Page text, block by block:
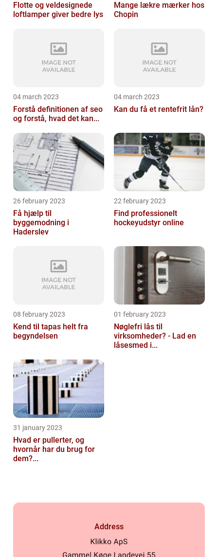
Flotte og veldesignede
loftlamper giver bedre lys
Mange lækre mærker hos
Chopin
04 march 2023
Forstå definitionen af seo
og forstå, hvad det kan...
04 march 2023
Kan du få et rentefrit lån?
26 february 2023
Få hjælp til
byggemodning i
Haderslev
22 february 2023
Find professionelt
hockeyudstyr online
08 february 2023
Kend til tapas helt fra
begyndelsen
01 february 2023
Nøglefri lås til
virksomheder? - Lad en
låsesmed i...
31 january 2023
Hvad er pullerter, og
hvornår har du brug for
dem?...
Address